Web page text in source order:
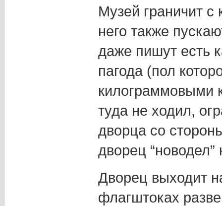
Музей граничит
него также
даже пишут есть
пагода (пол
килограммовыми
туда не ходил,
дворца со
дворец “новодел”
Дворец выходит
флагштоках